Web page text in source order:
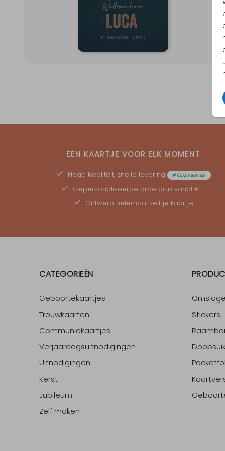
EEN KAARTJE VOOR ELK MOMENT
Hoge kwaliteit, snelle levering
Gepersonaliseerde proefdrukvanaf €1,-
Ontwerp helemaal zelf je kaartje
CATEGORIEËN
Geboortekaartjes
Trouwkaarten
Communiekaartjes
Verjaardagsuitnodigingen
Uitnodigingen
Kerst
Jubileum
Zelf maken
Stickers